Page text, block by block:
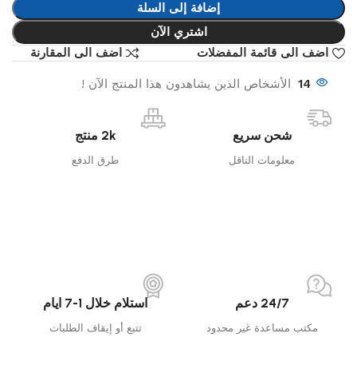
إضافة إلى السلة
اشتري الآن
اضف الى قائمة المفضلات
اضف الى المقارنة
14 الأشخاص الذين يشاهدون هذا المنتج الآن !
شحن سريع
معلومات الناقل
2k منتج
طرق الدفع
24/7 دعم
مكتب مساعدة غير محدود
استلام خلال 1-7 ايام
تتبع أو إيقاف الطلبات